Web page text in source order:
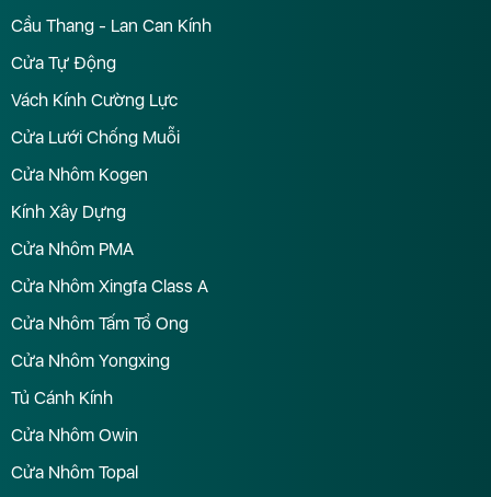
Cầu Thang - Lan Can Kính
Cửa Tự Động
Vách Kính Cường Lực
Cửa Lưới Chống Muỗi
Cửa Nhôm Kogen
Kính Xây Dựng
Cửa Nhôm PMA
Cửa Nhôm Xingfa Class A
Cửa Nhôm Tấm Tổ Ong
Cửa Nhôm Yongxing
Tủ Cánh Kính
Cửa Nhôm Owin
Cửa Nhôm Topal